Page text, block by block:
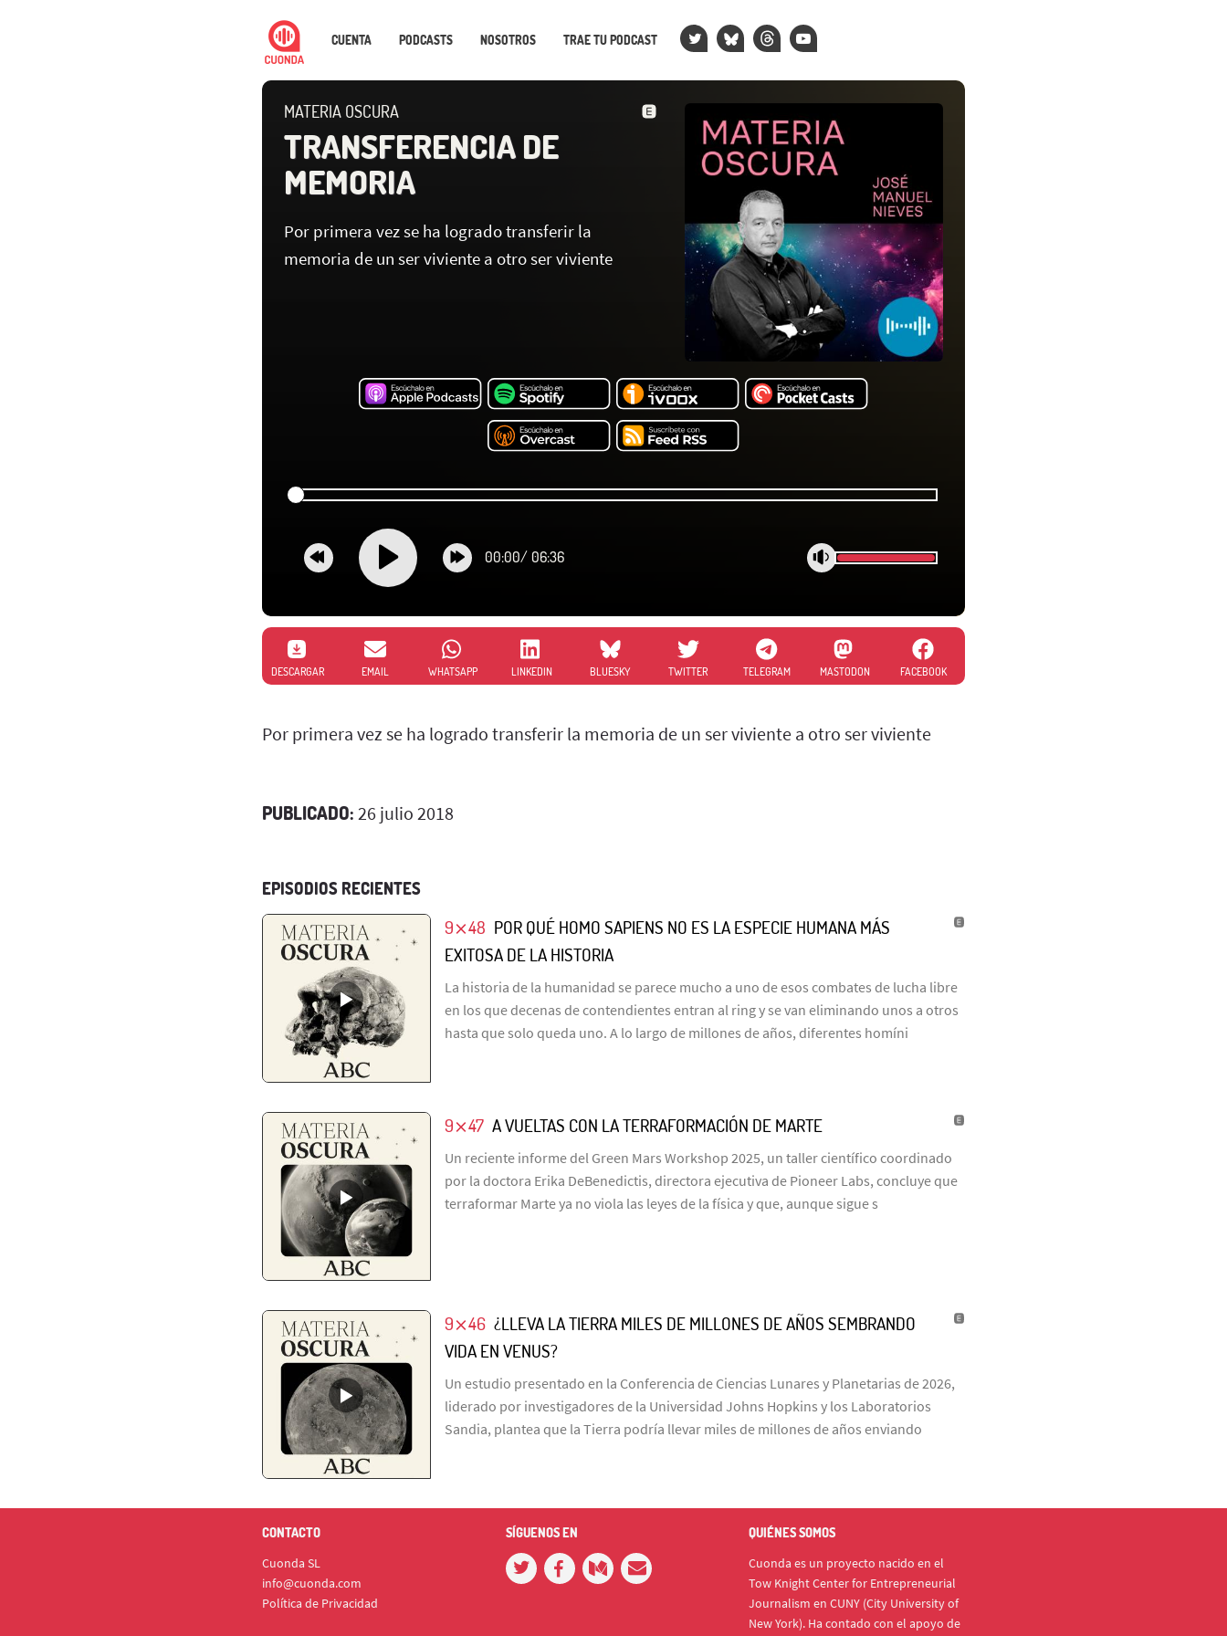
CUENTA PODCASTS NOSOTROS TRAE TU PODCAST
MATERIA OSCURA
TRANSFERENCIA DE
MEMORIA
Por primera vez se ha logrado transferir la
memoria de un ser viviente a otro ser viviente
00:00/ 06:36
DESCARGAR EMAIL WHATSAPP LINKEDIN BLUESKY TWITTER TELEGRAM MASTODON FACEBOOK
Por primera vez se ha logrado transferir la memoria de un ser viviente a otro ser viviente
PUBLICADO: 26 julio 2018
EPISODIOS RECIENTES
9⨯48 POR QUÉ HOMO SAPIENS NO ES LA ESPECIE HUMANA MÁS
EXITOSA DE LA HISTORIA
La historia de la humanidad se parece mucho a uno de esos combates de lucha libre
en los que decenas de contendientes entran al ring y se van eliminando unos a otros
hasta que solo queda uno. A lo largo de millones de años, diferentes homíni
9⨯47 A VUELTAS CON LA TERRAFORMACIÓN DE MARTE
Un reciente informe del Green Mars Workshop 2025, un taller científico coordinado
por la doctora Erika DeBenedictis, directora ejecutiva de Pioneer Labs, concluye que
terraformar Marte ya no viola las leyes de la física y que, aunque sigue s
9⨯46 ¿LLEVA LA TIERRA MILES DE MILLONES DE AÑOS SEMBRANDO
VIDA EN VENUS?
Un estudio presentado en la Conferencia de Ciencias Lunares y Planetarias de 2026,
liderado por investigadores de la Universidad Johns Hopkins y los Laboratorios
Sandia, plantea que la Tierra podría llevar miles de millones de años enviando
CONTACTO
Cuonda SL
info@cuonda.com
Política de Privacidad
SÍGUENOS EN QUIÉNES SOMOS
Cuonda es un proyecto nacido en el
Tow Knight Center for Entrepreneurial
Journalism en CUNY (City University of
New York). Ha contado con el apoyo de